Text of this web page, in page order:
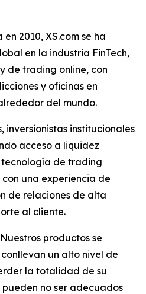
2010, XS.com se ha
en la industria FinTech,
de trading online, con
y oficinas en
del mundo.
inversionistas institucionales
acceso a liquidez
de trading
una experiencia de
de relaciones de alta
al cliente.
productos se
un alto nivel de
la totalidad de su
no ser adecuados